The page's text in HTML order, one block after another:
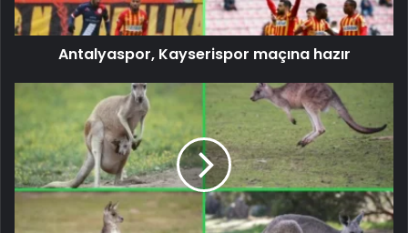
Antalyaspor, Kayserispor maçına hazır